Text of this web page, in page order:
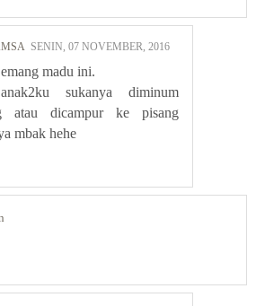
SENIN, 07 NOVEMBER, 2016
madu ini.
sukanya diminum
atau dicampur ke pisang
mbak hehe